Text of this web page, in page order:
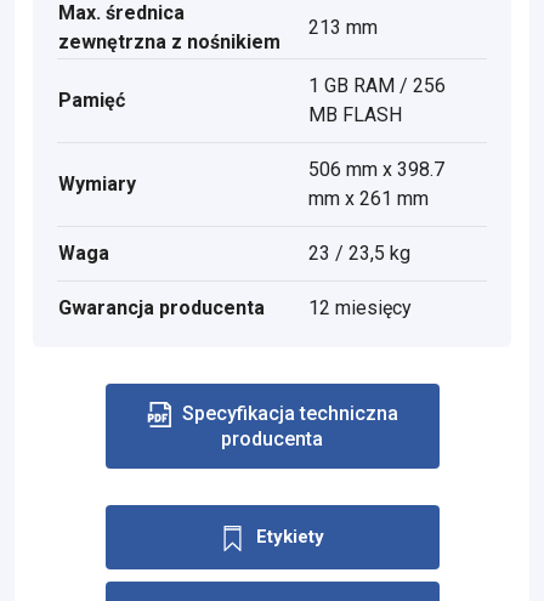
Max. średnica
zewnętrzna z nośnikiem
213 mm
Pamięć
1 GB RAM / 256
MB FLASH
Wymiary
506 mm x 398.7
mm x 261 mm
Waga 23 / 23,5 kg
Gwarancja producenta 12 miesięcy
Specyfikacja techniczna
producenta
Etykiety